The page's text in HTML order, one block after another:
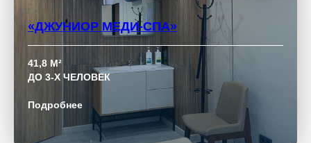
«ДЖУНИОР МЕДИ-СПА»
41,8 М²
ДО 3-Х ЧЕЛОВЕК
Подробнее